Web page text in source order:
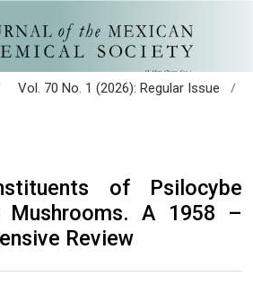
Vol. 70 No. 1 (2026): Regular Issue
/
of Psilocybe
Mushrooms. A 1958 –
Review